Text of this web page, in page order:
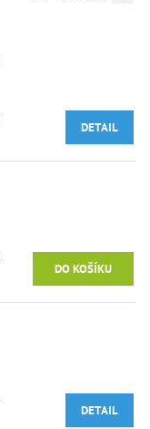
DETAIL
DETAIL